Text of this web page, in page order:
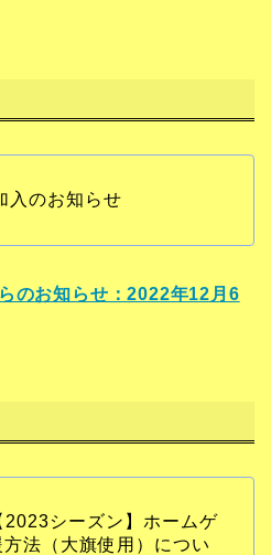
入のお知らせ
のお知らせ：2022年12月6
シーズン】ホームゲ
法（大旗使用）につい